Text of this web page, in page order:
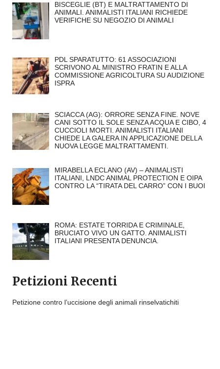
BISCEGLIE (BT) E MALTRATTAMENTO DI
ANIMALI. ANIMALISTI ITALIANI RICHIEDE
VERIFICHE SU NEGOZIO DI ANIMALI
PDL SPARATUTTO: 61 ASSOCIAZIONI
SCRIVONO AL MINISTRO FRATIN E ALLA
COMMISSIONE AGRICOLTURA SU AUDIZIONE
ISPRA
SCIACCA (AG): ORRORE SENZA FINE. NOVE
CANI SOTTO IL SOLE SENZA ACQUA E CIBO, 4
CUCCIOLI MORTI. ANIMALISTI ITALIANI
CHIEDE LA GALERA IN APPLICAZIONE DELLA
NUOVA LEGGE MALTRATTAMENTI.
MIRABELLA ECLANO (AV) – ANIMALISTI
ITALIANI, LNDC ANIMAL PROTECTION E OIPA
CONTRO LA “TIRATA DEL CARRO” CON I BUOI
ROMA: ESTATE TORRIDA E CRIMINALE,
BRUCIATO VIVO UN GATTO. ANIMALISTI
ITALIANI PRESENTA DENUNCIA.
Petizioni Recenti
Petizione contro l’uccisione degli animali rinselvatichiti